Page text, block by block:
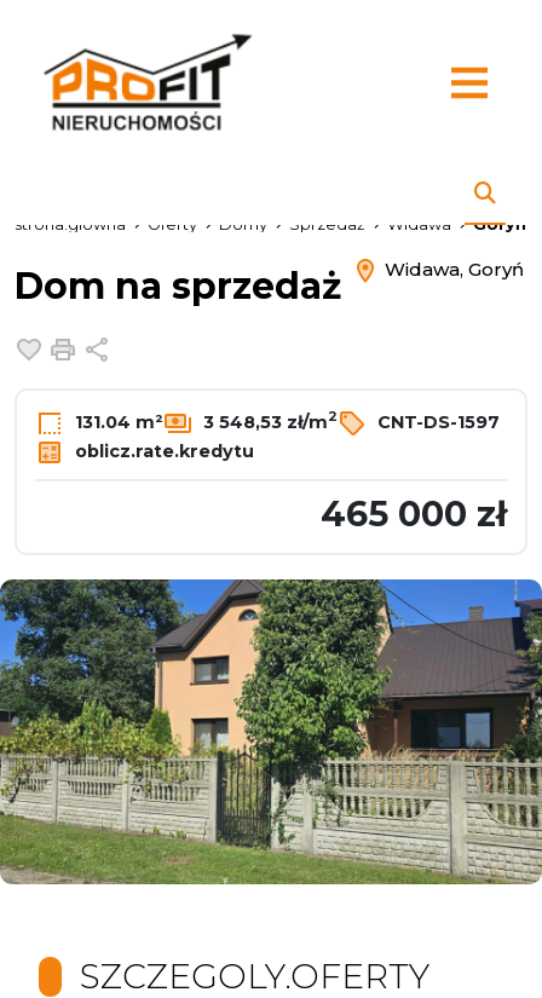
strona.glowna Oferty Domy Sprzedaż Widawa Goryń
Dom na sprzedaż Widawa, Goryń
Dodaj do ulubionych
Drukuj
131.04 m² 3 548,53 zł/m2
CNT-DS-1597
oblicz.rate.kredytu
465 000 zł
SZCZEGOLY.OFERTY